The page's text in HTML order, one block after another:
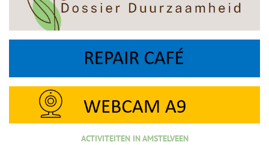
ACTIVITEITEN IN AMSTELVEEN